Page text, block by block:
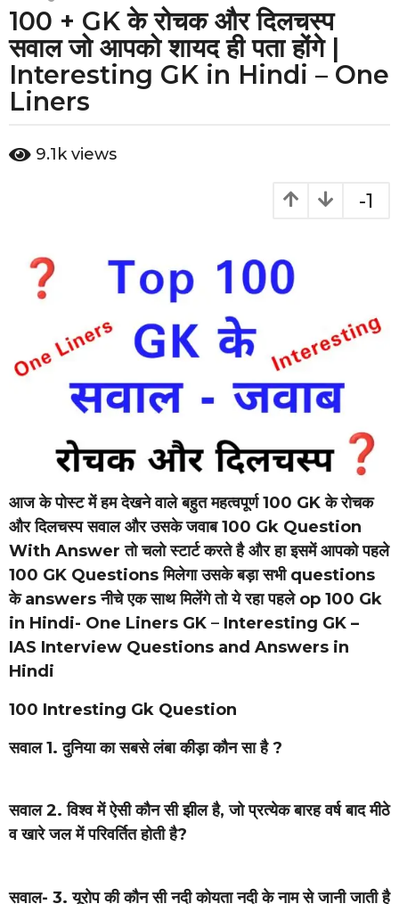
a
r
o
o
100 + GK के रोचक और दिलचस्प
सवाल जो आपको शायद ही पता होंगे |
Interesting GK in Hindi – One
Liners
y
9.1k views
-1
आज के पोस्ट में हम देखने वाले बहुत महत्वपूर्ण 100 GK के रोचक
और दिलचस्प सवाल और उसके जवाब 100 Gk Question
With Answer तो चलो स्टार्ट करते है और हा इसमें आपको पहले
100 GK Questions मिलेगा उसके बड़ा सभी questions
के answers नीचे एक साथ मिलेंगे तो ये रहा पहले op 100 Gk
in Hindi- One Liners GK – Interesting GK –
IAS Interview Questions and Answers in
Hindi
100 Intresting Gk Question
सवाल 1. दुनिया का सबसे लंबा कीड़ा कौन सा है ?
सवाल 2. विश्व में ऐसी कौन सी झील है, जो प्रत्येक बारह वर्ष बाद मीठे
व खारे जल में परिवर्तित होती है?
सवाल- 3. यूरोप की कौन सी नदी कोयता नदी के नाम से जानी जाती है